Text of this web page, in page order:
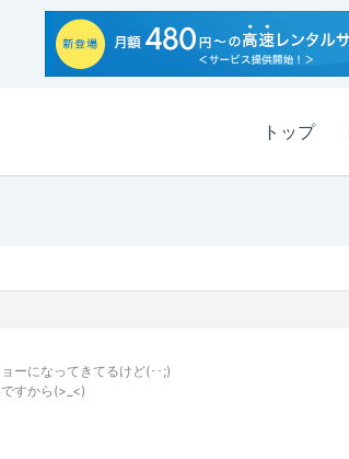
トップ
ーになってきてるけど(･･;)
すから(>_<)